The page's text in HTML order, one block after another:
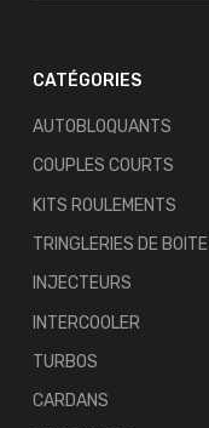
CATÉGORIES
AUTOBLOQUANTS
COUPLES COURTS
KITS ROULEMENTS
TRINGLERIES DE BOITE
INJECTEURS
INTERCOOLER
TURBOS
CARDANS